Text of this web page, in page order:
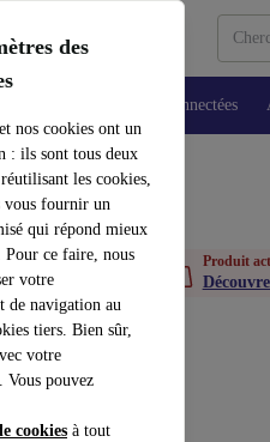
des
nos cookies ont un
: ils sont tous deux
les cookies,
vous fournir un
qui répond mieux
Pour ce faire, nous
votre
de navigation au
tiers. Bien sûr,
votre
Vous pouvez
cookies à tout
Montres connectées
Produit